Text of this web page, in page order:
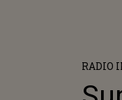
RADIO